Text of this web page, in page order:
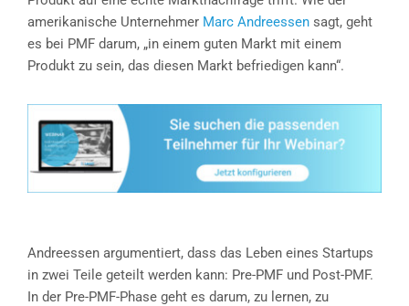
amerikanische Unternehmer Marc Andreessen sagt, geht
es bei PMF darum, „in einem guten Markt mit einem
Produkt zu sein, das diesen Markt befriedigen kann“.
Andreessen argumentiert, dass das Leben eines Startups
in zwei Teile geteilt werden kann: Pre-PMF und Post-PMF.
In der Pre-PMF-Phase geht es darum, zu lernen, zu